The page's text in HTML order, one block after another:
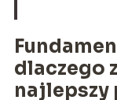
dlaczego
najlepszy